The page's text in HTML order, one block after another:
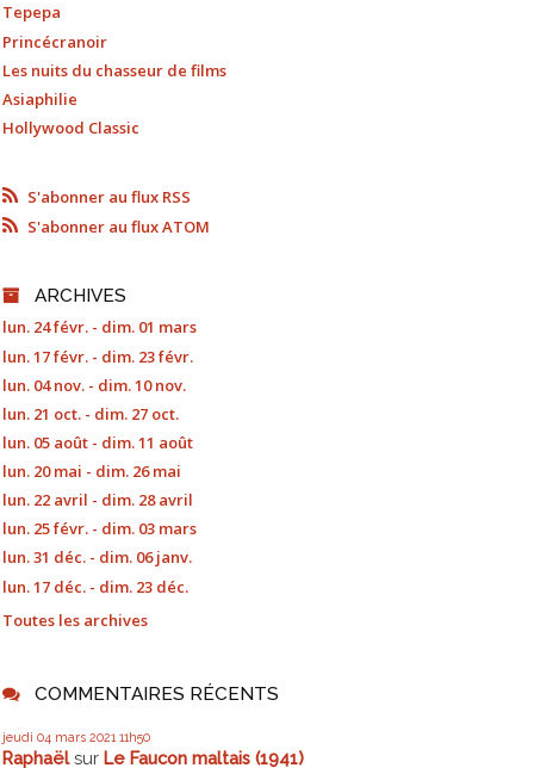
Tepepa
Princécranoir
Les nuits du chasseur de films
Asiaphilie
Hollywood Classic
S'abonner au flux RSS
S'abonner au flux ATOM
ARCHIVES
lun. 24 févr. - dim. 01 mars
lun. 17 févr. - dim. 23 févr.
lun. 04 nov. - dim. 10 nov.
lun. 21 oct. - dim. 27 oct.
lun. 05 août - dim. 11 août
lun. 20 mai - dim. 26 mai
lun. 22 avril - dim. 28 avril
lun. 25 févr. - dim. 03 mars
lun. 31 déc. - dim. 06 janv.
lun. 17 déc. - dim. 23 déc.
Toutes les archives
COMMENTAIRES RÉCENTS
jeudi 04 mars 2021 11h50
Raphaëlsur Le Faucon maltais (1941)